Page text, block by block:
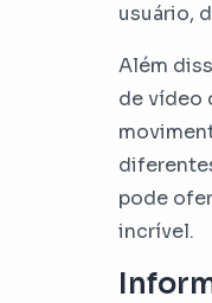
usuário,
Além
de vídeo
pode
incrível.